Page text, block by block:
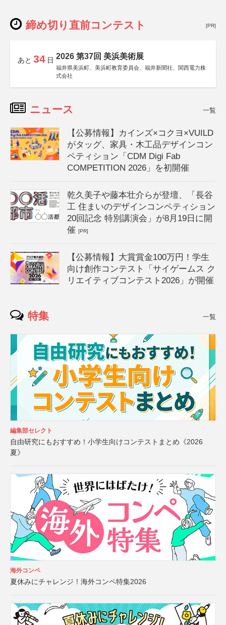
締め切り直前コンテスト [PR]
あと 34 日 2026 第37回 美浜美術展
福井県美浜町、美浜町教育委員会、福井新聞社、関西電力株
式会社
ニュース 一覧
【公募情報】カインズ×コクヨ×VUILD
がタッグ、家具・木工品デザインコン
ペティション「CDM Digi Fab
COMPETITION 2026」を初開催
乾久美子や藤本壮介らが登壇、「長谷
工 住まいのデザインコンペティション
20回記念 特別講演会」が8月19日に開
催[PR]
【公募情報】大賞賞金100万円！学生
向け創作コンテスト「サイゲームス ク
リエイティブコンテスト2026」が開催
特集 一覧
編集部セレクト
自由研究にもおすすめ！小学生向けコンテストまとめ《2026
夏》
海外コンペ
夏休みにチャレンジ！海外コンペ特集2026